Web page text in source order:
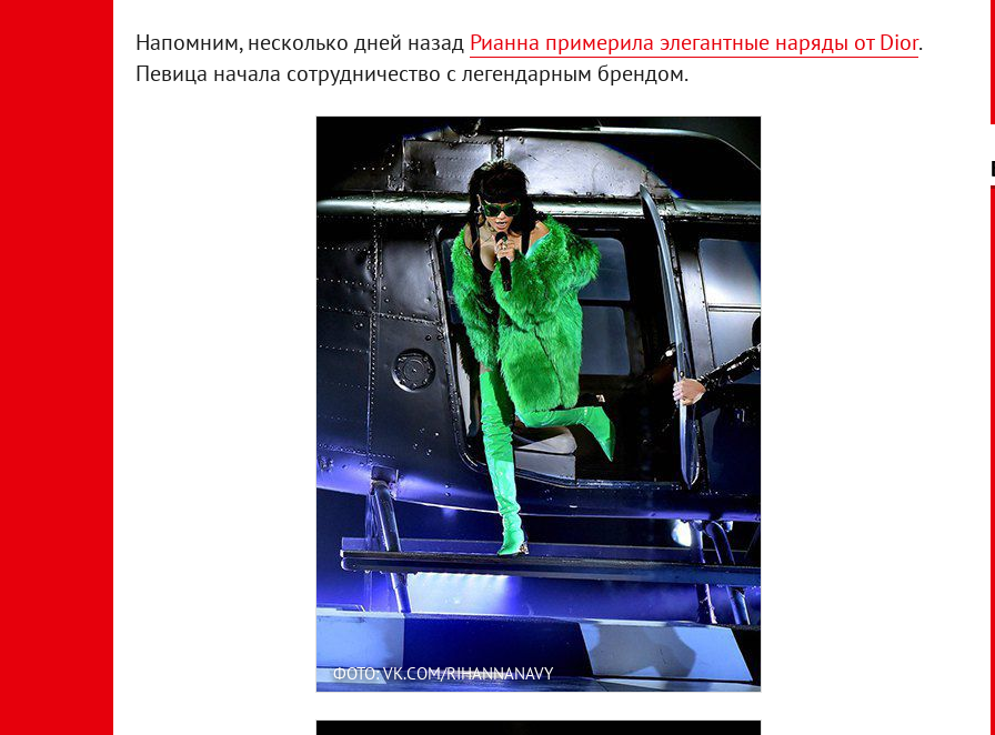
Напомним, несколько дней назад Рианна примерила элегантные наряды от Dior.
Певица начала сотрудничество с легендарным брендом.
ФОТО: VK.COM/RIHANNANAVY